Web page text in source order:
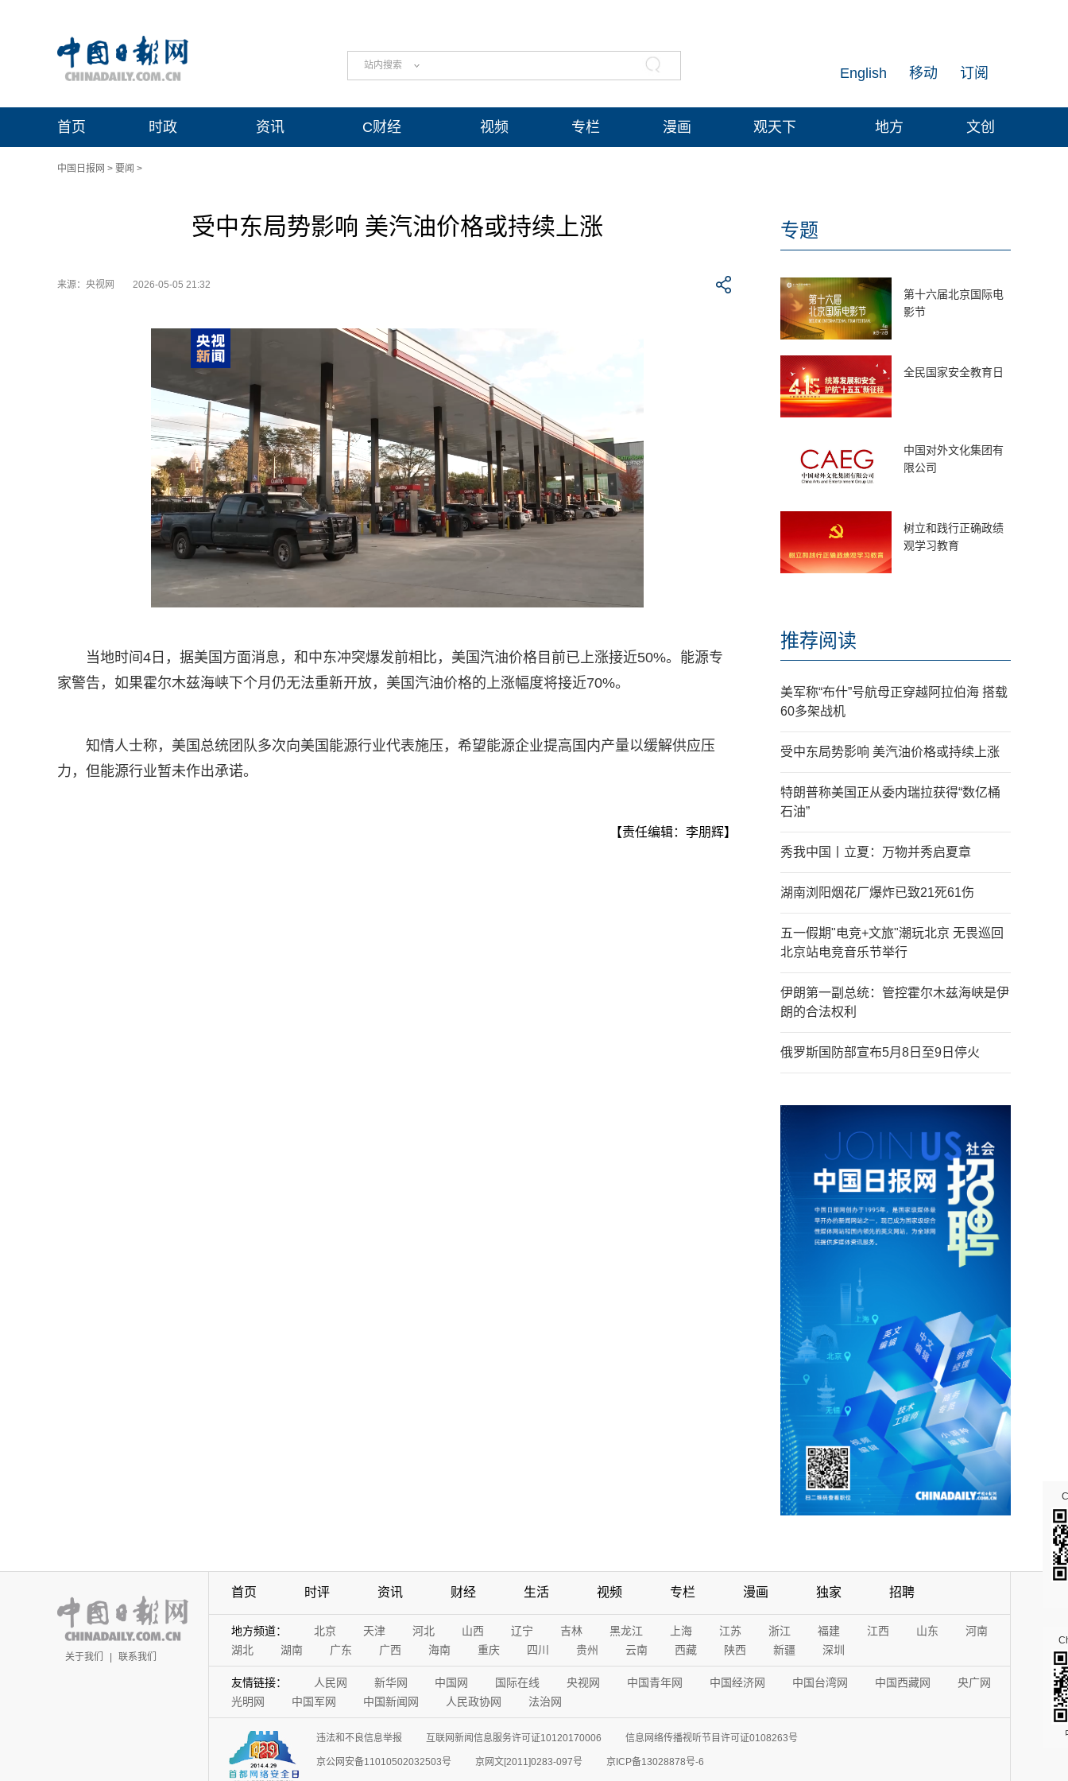
站内搜索 订阅
移动
English
首页 时政 资讯 C财经 视频 专栏 漫画 观天下 地方 文创
中国日报网 > 要闻 >
受中东局势影响 美汽油价格或持续上涨
来源：央视网 2026-05-05 21:32
当地时间4日，据美国方面消息，和中东冲突爆发前相比，美国汽油价格目前已上涨接近50%。能源专
家警告，如果霍尔木兹海峡下个月仍无法重新开放，美国汽油价格的上涨幅度将接近70%。
知情人士称，美国总统团队多次向美国能源行业代表施压，希望能源企业提高国内产量以缓解供应压
力，但能源行业暂未作出承诺。
【责任编辑：李朋辉】
专题
第十六届北京国际电
影节
全民国家安全教育日
中国对外文化集团有
限公司
树立和践行正确政绩
观学习教育
推荐阅读
美军称“布什”号航母正穿越阿拉伯海 搭载
60多架战机
受中东局势影响 美汽油价格或持续上涨
特朗普称美国正从委内瑞拉获得“数亿桶
石油”
秀我中国丨立夏：万物并秀启夏章
湖南浏阳烟花厂爆炸已致21死61伤
五一假期"电竞+文旅"潮玩北京 无畏巡回
北京站电竞音乐节举行
伊朗第一副总统：管控霍尔木兹海峡是伊
朗的合法权利
俄罗斯国防部宣布5月8日至9日停火
关于我们 | 联系我们
首页 时评 资讯 财经 生活 视频 专栏 漫画 独家 招聘
地方频道： 北京 天津 河北 山西 辽宁 吉林 黑龙江 上海 江苏 浙江 福建 江西 山东
河南
湖北
湖南 广东 广西 海南 重庆 四川 贵州 云南 西藏 陕西 新疆 深圳
友情链接： 人民网 新华网 中国网 国际在线 央视网 中国青年网 中国经济网 中国台湾网 中国西藏网
央广网
光明网
中国军网 中国新闻网 人民政协网 法治网
违法和不良信息举报 互联网新闻信息服务许可证10120170006 信息网络传播视听节目许可证0108263号
京公网安备11010502032503号 京网文[2011]0283-097号 京ICP备13028878号-6